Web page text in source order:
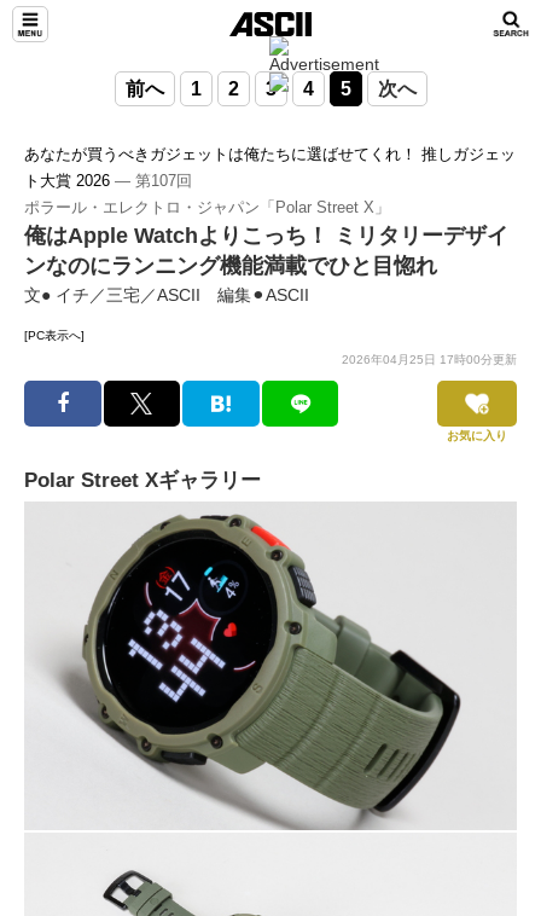
前へ 1 2 3 4 5 次へ
あなたが買うべきガジェットは俺たちに選ばせてくれ！ 推しガジェッ
ト大賞 2026 ― 第107回
ポラール・エレクトロ・ジャパン「Polar Street X」
俺はApple Watchよりこっち！ ミリタリーデザイ
ンなのにランニング機能満載でひと目惚れ
文● イチ／三宅／ASCII 編集⚫︎ASCII
[PC表示へ]
2026年04月25日 17時00分更新
お気に入り
Polar Street Xギャラリー